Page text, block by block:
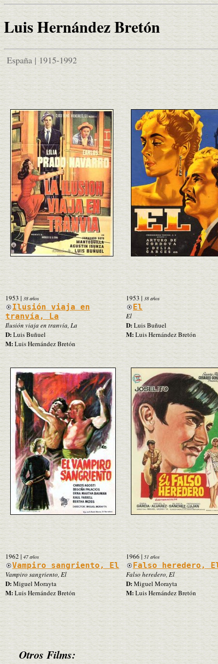
Luis Hernández Bretón
España | 1915-1992
1953 | 38 años
Ilusión viaja en
tranvía, La
Ilusión viaja en tranvía, La
D:Luis Buñuel
M:Luis Hernández Bretón
1953| 38 años
El
El
D:Luis Buñuel
M:Luis Hernández Bretón
1962 | 47 años
Vampiro sangriento, El
Vampiro sangriento, El
D:Miguel Morayta
M: Luis Hernández Bretón
1966| 51 años
Falso heredero,
Falso heredero, El
D:Miguel Morayta
M:Luis Hernández Bretón
Otros Films: